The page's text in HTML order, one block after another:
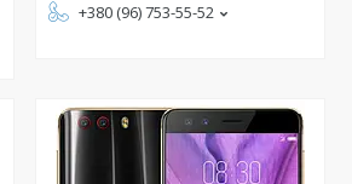
+380 (96) 753-55-52